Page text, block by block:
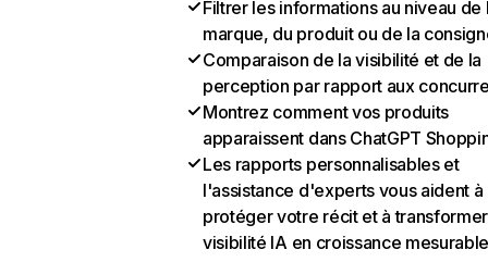
Filtrer les informations au niveau de
marque, du produit ou de la
Comparaison de la visibilité et de la
perception par rapport aux
Montrez comment vos produits
apparaissent dans ChatGPT
Les rapports personnalisables et
l'assistance d'experts vous aident à
protéger votre récit et à
visibilité IA en croissance